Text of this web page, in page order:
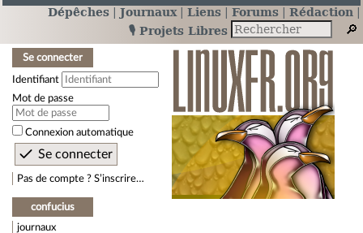
Dépêches Journaux Liens Forums
Rédaction
🎙️ Projets Libres
Se connecter
Identifiant
Mot de passe
Connexion automatique
Pas de compte ? S’inscrire…
confucius
journaux